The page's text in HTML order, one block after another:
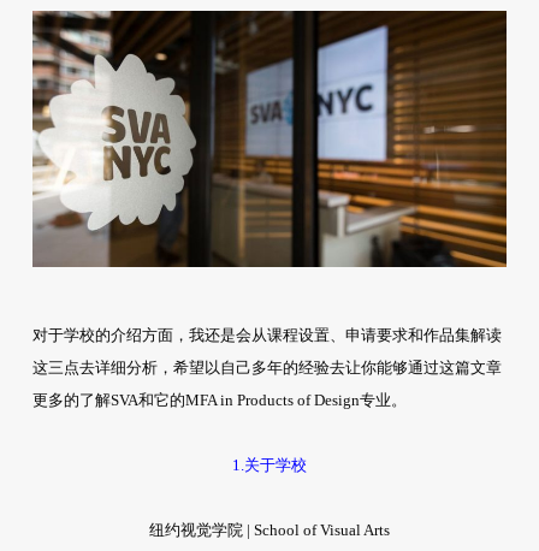
对于学校的介绍方面，我还是会从课程设置、申请要求和作品集解读
这三点去详细分析，希望以自己多年的经验去让你能够通过这篇文章
更多的了解SVA和它的MFA in Products of Design专业。
1.关于学校
纽约视觉学院 | School of Visual Arts